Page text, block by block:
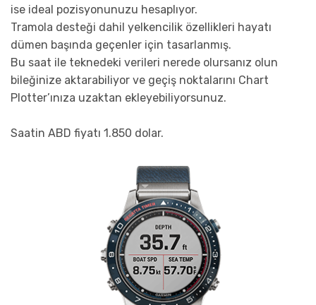
ise ideal pozisyonunuzu hesaplıyor.
Tramola desteği dahil yelkencilik özellikleri hayatı
dümen başında geçenler için tasarlanmış.
Bu saat ile teknedeki verileri nerede olursanız olun
bileğinize aktarabiliyor ve geçiş noktalarını Chart
Plotter’ınıza uzaktan ekleyebiliyorsunuz.
Saatin ABD fiyatı 1.850 dolar.